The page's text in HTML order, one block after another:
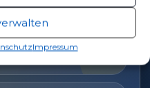
Impressum